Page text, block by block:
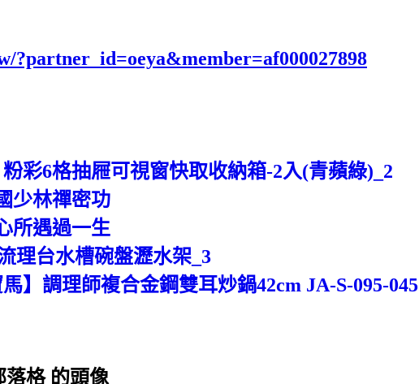
?partner_id=oeya&member=af000027898
彩6格抽屜可視窗快取收納箱-2入(青蘋綠)_2
少林禪密功
所遇過一生
理台水槽碗盤瀝水架_3
】調理師複合金鋼雙耳炒鍋42cm JA-S-095-045